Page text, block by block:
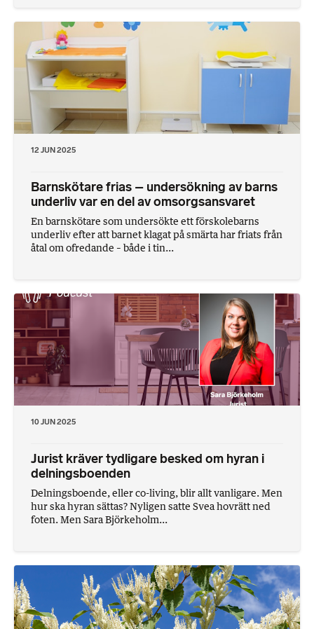
12 JUN 2025
Barnskötare frias – undersökning av barns
underliv var en del av omsorgsansvaret
En barnskötare som undersökte ett förskolebarns
underliv efter att barnet klagat på smärta har friats från
åtal om ofredande – både i tin...
10 JUN 2025
Jurist kräver tydligare besked om hyran i
delningsboenden
Delningsboende, eller co-living, blir allt vanligare. Men
hur ska hyran sättas? Nyligen satte Svea hovrätt ned
foten. Men Sara Björkeholm...